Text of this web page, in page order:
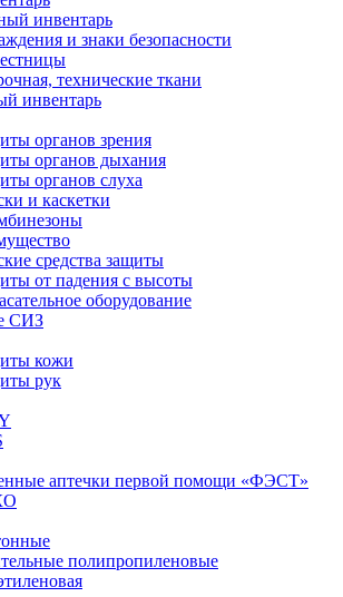
инвентарь
и знаки безопасности
технические ткани
инвентарь
органов зрения
органов дыхания
органов слуха
и каскетки
средства защиты
от падения с высоты
оборудование
СИЗ
кожи
рук
аптечки первой помощи «ФЭСТ»
полипропиленовые